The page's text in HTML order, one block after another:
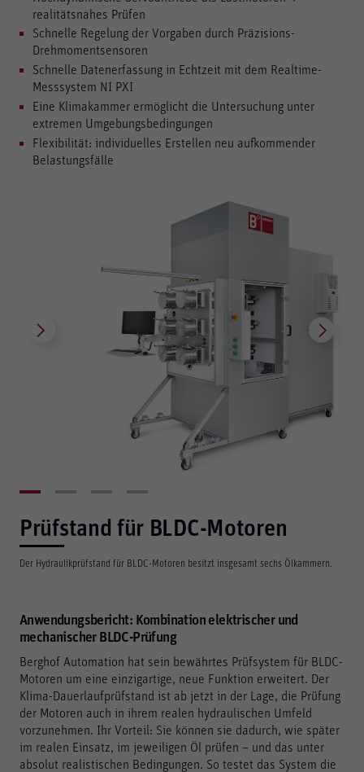
realitätsnahes Prüfen
Schnelle Regelung der Vorgaben durch Präzisions-
Drehmomentsensoren
Schnelle Datenerfassung in Echtzeit mit dem Realtime-
Messsystem NI PXI
Eine Klimakammer ermöglicht die Untersuchung unter
extremen Umgebungsbedingungen
Flexibilität: individuelles Erstellen neu aufkommender
Belastungsfälle
Prüfstand für BLDC-Motoren
Der Hydraulikprüfstand für BLDC-Motoren besitzt insgesamt sechs Ölkammern.
Anwendungsbericht: Kombination elektrischer und
mechanischer BLDC-Prüfung
Berghof Automation hat sein bewährtes Prüfsystem für BLDC-
Motoren um eine einzigartige, neue Funktion erweitert. Der
Klima-Dauerlaufprüfstand ist ab jetzt in der Lage, die Prüfung
der Motoren auch in ihrem realen hydraulischen Umfeld
vorzunehmen. Ihr Vorteil: Sie können sie dadurch, wie später
im realen Einsatz, im jeweiligen Öl prüfen – und das unter
absolut realistischen Bedingungen. So testet das System die